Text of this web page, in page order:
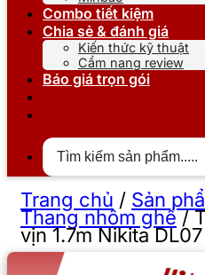
Combo tiết kiệm
Chia sẻ & đánh giá
Kiến thức kỹ thuật
Cẩm nang review
Báo giá trọn gói
Trang chủ / Sản
Thang nhôm ghế/
vịn 1.7m Nikita DL07